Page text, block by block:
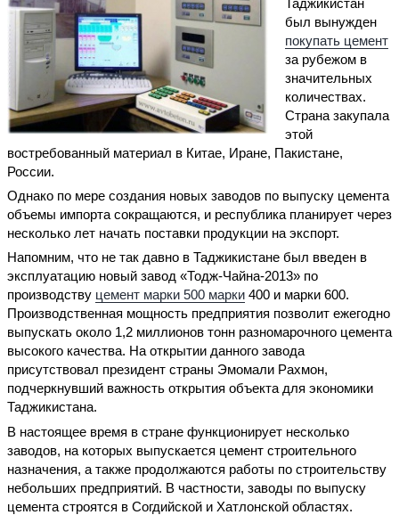
был вынужден
покупать цемент
за рубежом в
значительных
количествах.
Страна закупала
этой
востребованный материал в Китае, Иране, Пакистане,
России.
Однако по мере создания новых заводов по выпуску цемента
объемы импорта сокращаются, и республика планирует через
несколько лет начать поставки продукции на экспорт.
Напомним, что не так давно в Таджикистане был введен в
эксплуатацию новый завод «Тодж-Чайна-2013» по
производству цемент марки 500 марки 400 и марки 600.
Производственная мощность предприятия позволит ежегодно
выпускать около 1,2 миллионов тонн разномарочного цемента
высокого качества. На открытии данного завода
присутствовал президент страны Эмомали Рахмон,
подчеркнувший важность открытия объекта для экономики
Таджикистана.
В настоящее время в стране функционирует несколько
заводов, на которых выпускается цемент строительного
назначения, а также продолжаются работы по строительству
небольших предприятий. В частности, заводы по выпуску
цемента строятся в Согдийской и Хатлонской областях.